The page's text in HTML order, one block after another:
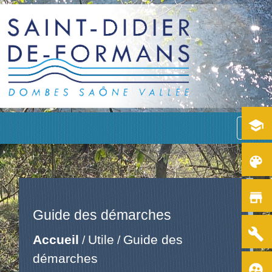
menu
Guide des démarches
Accueil / Utile / Guide des
démarches
school
color_lens
store
build